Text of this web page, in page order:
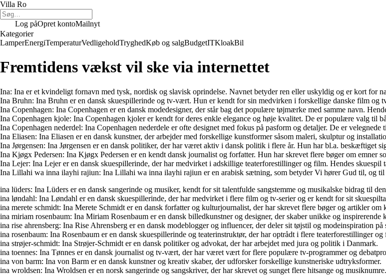
Villa Ro
Log påOpret kontoMailnyt
Kategorier
LamperEnergiTemperaturVedligeholdTryghedKøb og salgBudgetITKloakBil
Fremtidens vækst vil ske via internettet
Ina: Ina er et kvindeligt fornavn med tysk, nordisk og slavisk oprindelse. Navnet betyder ren eller uskyldig og er kort for
Ina Bruhn: Ina Bruhn er en dansk skuespillerinde og tv-vært. Hun er kendt for sin medvirken i forskellige danske film og
Ina Copenhagen: Ina Copenhagen er en dansk modedesigner, der står bag det populære tøjmærke med samme navn.
Ina Copenhagen kjole: Ina Copenhagen kjoler er kendt for deres enkle elegance og høje kvalitet. De er populære valg til
Ina Copenhagen nederdel: Ina Copenhagen nederdele er ofte designet med fokus på pasform og detaljer. De er
Ina Eliasen: Ina Eliasen er en dansk kunstner, der arbejder med forskellige kunstformer såsom maleri, skulptur og
Ina Jørgensen: Ina Jørgensen er en dansk politiker, der har været aktiv i dansk politik i flere år. Hun har bl.a. beskæftiget
Ina Kjøgx Pedersen: Ina Kjøgx Pedersen er en kendt dansk journalist og forfatter. Hun har skrevet flere bøger om emner
Ina Lejer: Ina Lejer er en dansk skuespillerinde, der har medvirket i adskillige teaterforestillinger og film. Hendes skuespil
Ina Lillahi wa inna ilayhi rajiun: Ina Lillahi wa inna ilayhi rajiun er en arabisk sætning, som betyder Vi hører Gud til, og
ina lüders: Ina Lüders er en dansk sangerinde og musiker, kendt for sit talentfulde sangstemme og musikalske bidrag til
ina løndahl: Ina Løndahl er en dansk skuespillerinde, der har medvirket i flere film og tv-serier og er kendt for sit
ina merete schmidt: Ina Merete Schmidt er en dansk forfatter og kulturjournalist, der har skrevet flere bøger og artikler om
ina miriam rosenbaum: Ina Miriam Rosenbaum er en dansk billedkunstner og designer, der skaber unikke og inspirerende
ina rise ahrensberg: Ina Rise Ahrensberg er en dansk modeblogger og influencer, der deler sit tøjstil og modeinspiration på
ina rosenbaum: Ina Rosenbaum er en dansk skuespillerinde og teaterinstruktør, der har optrådt i flere teaterforestillinger og
ina strøjer-schmidt: Ina Strøjer-Schmidt er en dansk politiker og advokat, der har arbejdet med jura og politik i Danmark.
ina toennes: Ina Tønnes er en dansk journalist og tv-vært, der har været vært for flere populære tv-programmer og
ina von barm: Ina von Barm er en dansk kunstner og kreativ skaber, der udforsker forskellige kunstneriske udtryksformer.
ina wroldsen: Ina Wroldsen er en norsk sangerinde og sangskriver, der har skrevet og sunget flere hitsange og musiknumre.